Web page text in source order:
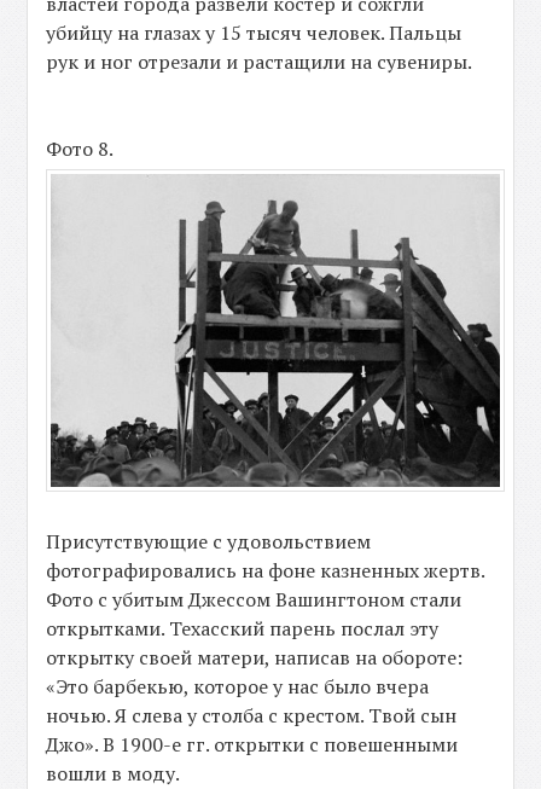
убийцу на глазах у 15 тысяч человек. Пальцы
рук и ног отрезали и растащили на сувениры.
Фото 8.
Присутствующие с удовольствием
фотографировались на фоне казненных жертв.
Фото с убитым Джессом Вашингтоном стали
открытками. Техасский парень послал эту
открытку своей матери, написав на обороте:
«Это барбекью, которое у нас было вчера
ночью. Я слева у столба с крестом. Твой сын
Джо». В 1900-е гг. открытки с повешенными
вошли в моду.